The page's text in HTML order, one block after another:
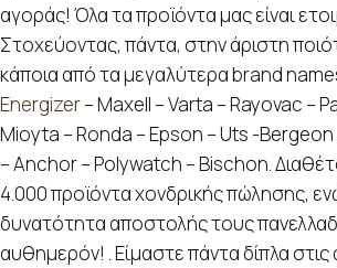
αγοράς! Όλα τα προϊόντα μας είναι
Στοχεύοντας, πάντα, στην άριστη
κάποια από τα μεγαλύτερα brand
Energizer– Maxell – Varta – Rayovac –
Mioyta – Ronda – Epson – Uts -
– Anchor – Polywatch – Bischon.
4.000 προϊόντα χονδρικής πώλησης,
δυνατότητα αποστολής τους
αυθημερόν! . Είμαστε πάντα δίπλα στις